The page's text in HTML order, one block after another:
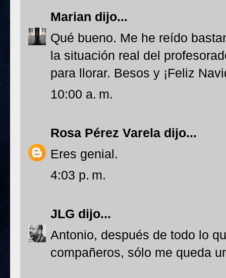
Marian dijo...
Qué bueno. Me he reído
la situación real del
para llorar. Besos y ¡Feliz
10:00 a. m.
Rosa Pérez Varela dijo...
Eres genial.
4:03 p. m.
JLG dijo...
Antonio, después de todo lo
compañeros, sólo me queda